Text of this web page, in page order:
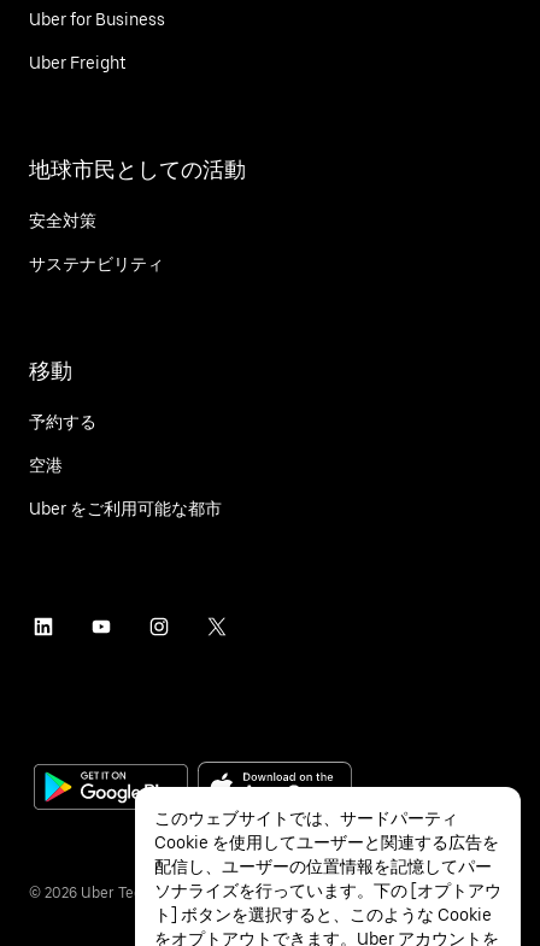
Uber for Business
Uber Freight
地球市民としての活動
安全対策
サステナビリティ
移動
予約する
空港
Uber をご利用可能な都市
© 2026 Uber Technologies Inc.
このウェブサイトでは、サードパーティ
Cookie を使用してユーザーと関連する広告を
配信し、ユーザーの位置情報を記憶してパー
ソナライズを行っています。下の [オプトアウ
ト] ボタンを選択すると、このような Cookie
をオプトアウトできます。Uber アカウントを